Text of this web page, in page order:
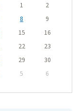
1
2
8
9
15
16
22
23
29
30
5 6